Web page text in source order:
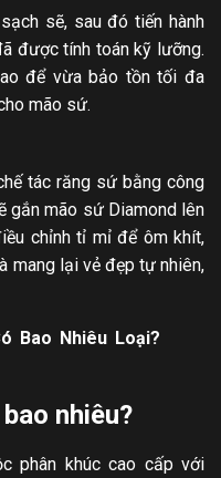
sẽ, sau đó tiến hành
được tính toán kỹ lưỡng.
để vừa bảo tồn tối đa
mão sứ.
tác răng sứ bằng công
gắn mão sứ Diamond lên
chỉnh tỉ mỉ để ôm khít,
mang lại vẻ đẹp tự nhiên,
Bao Nhiêu Loại?
nhiêu?
phân khúc cao cấp với